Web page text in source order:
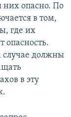
них опасно. По
в том,
где их
опасность.
случае должны
в эту